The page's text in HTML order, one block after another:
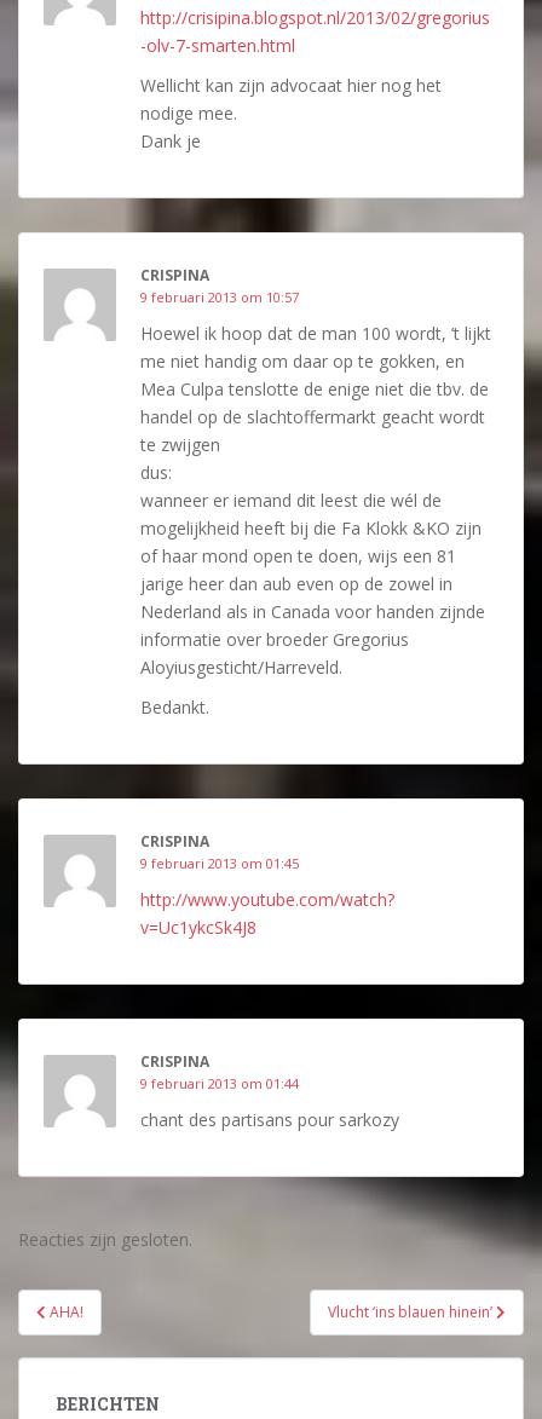
http://crisipina.blogspot.nl/2013/02/gregorius
-olv-7-smarten.html
Wellicht kan zijn advocaat hier nog het
nodige mee.
Dank je
CRISPINA
9 februari 2013 om 10:57
Hoewel ik hoop dat de man 100 wordt, ’t lijkt
me niet handig om daar op te gokken, en
Mea Culpa tenslotte de enige niet die tbv. de
handel op de slachtoffermarkt geacht wordt
te zwijgen
dus:
wanneer er iemand dit leest die wél de
mogelijkheid heeft bij die Fa Klokk &KO zijn
of haar mond open te doen, wijs een 81
jarige heer dan aub even op de zowel in
Nederland als in Canada voor handen zijnde
informatie over broeder Gregorius
Aloyiusgesticht/Harreveld.
Bedankt.
CRISPINA
9 februari 2013 om 01:45
http://www.youtube.com/watch?
v=Uc1ykcSk4J8
CRISPINA
9 februari 2013 om 01:44
chant des partisans pour sarkozy
Reacties zijn gesloten.
Bericht
navigatie
AHA! Vlucht ‘ins blauen hinein’
BERICHTEN